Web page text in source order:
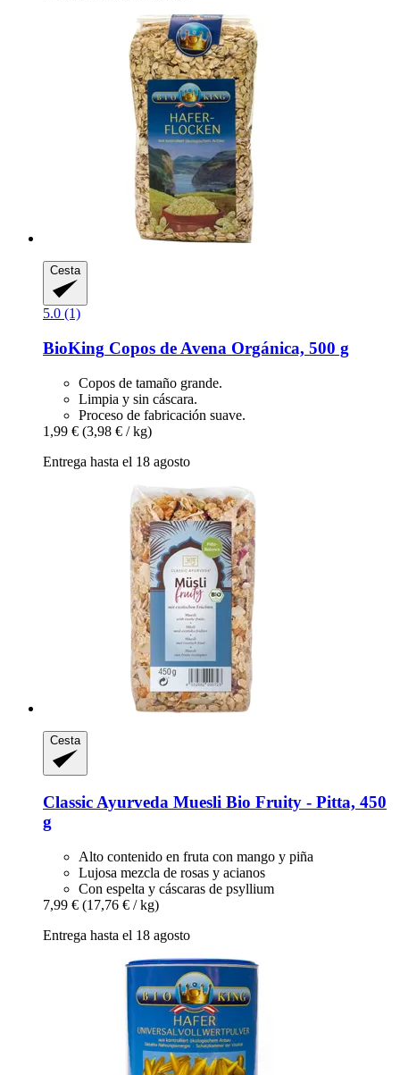
Cesta
5.0 (1)
BioKing Copos de Avena Orgánica, 500 g
Copos de tamaño grande.
Limpia y sin cáscara.
Proceso de fabricación suave.
1,99 € (3,98 € / kg)
Entrega hasta el 18 agosto
Cesta
Classic Ayurveda Muesli Bio Fruity -​ Pitta, 450
g
Alto contenido en fruta con mango y piña
Lujosa mezcla de rosas y acianos
Con espelta y cáscaras de psyllium
7,99 € (17,76 € / kg)
Entrega hasta el 18 agosto